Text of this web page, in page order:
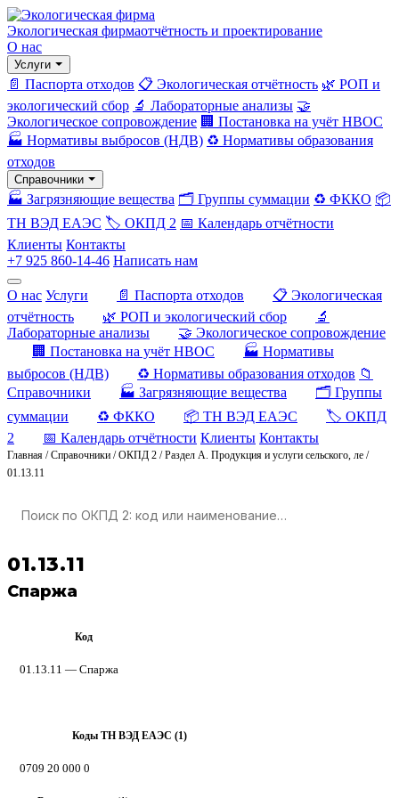
Экологическая фирмаотчётность и проектирование
О нас
Услуги
📄 Паспорта отходов 📋 Экологическая отчётность 🌿 РОП и
экологический сбор 🔬 Лабораторные анализы 🤝
Экологическое сопровождение 🏢 Постановка на учёт НВОС
🏭 Нормативы выбросов (НДВ) ♻️ Нормативы образования
отходов
Справочники
🏭 Загрязняющие вещества 🗂️ Группы суммации ♻️ ФККО 📦
ТН ВЭД ЕАЭС 🏷️ ОКПД 2 📅 Календарь отчётности
Клиенты Контакты
+7 925 860-14-46 Написать нам
О нас Услуги 📄 Паспорта отходов
📋 Экологическая
отчётность
🌿 РОП и экологический сбор
🔬
Лабораторные анализы
🤝 Экологическое сопровождение
🏢 Постановка на учёт НВОС
🏭 Нормативы
выбросов (НДВ)
♻️ Нормативы образования отходов 📁
Справочники
🏭 Загрязняющие вещества
🗂️ Группы
суммации
♻️ ФККО 📦 ТН ВЭД ЕАЭС
🏷️ ОКПД
2
📅 Календарь отчётности Клиенты Контакты
Главная /Справочники /ОКПД 2 /Раздел A. Продукция и услуги сельского, ле /
01.13.11
01.13.11
Спаржа
Код
01.13.11 — Спаржа
Коды ТН ВЭД ЕАЭС (1)
0709 20 000 0